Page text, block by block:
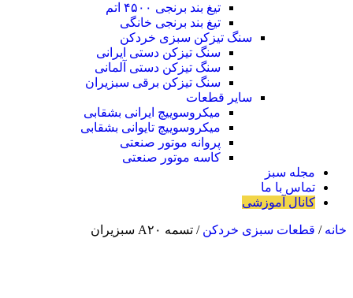
تیغ بند برنجی ۴۵۰۰ اتم
تیغ بند برنجی خانگی
سنگ تیزکن سبزی خردکن
سنگ تیزکن دستی ایرانی
سنگ تیزکن دستی آلمانی
سنگ تیزکن برقی سبزیران
سایر قطعات
میکروسوییچ ایرانی بشقابی
میکروسوییچ تایوانی بشقابی
پروانه موتور صنعتی
کاسه موتور صنعتی
مجله سبز
تماس با ما
کانال آموزشی
خانه / قطعات سبزی خردکن / تسمه A۲۰ سبزیران